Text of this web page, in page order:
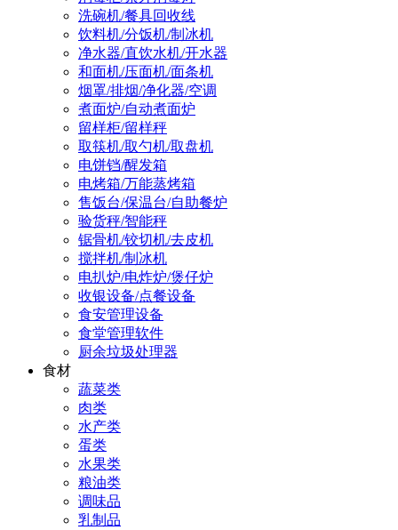
洗碗机/餐具回收线
饮料机/分饭机/制冰机
净水器/直饮水机/开水器
和面机/压面机/面条机
烟罩/排烟/净化器/空调
煮面炉/自动煮面炉
留样柜/留样秤
取筷机/取勺机/取盘机
电饼铛/醒发箱
电烤箱/万能蒸烤箱
售饭台/保温台/自助餐炉
验货秤/智能秤
锯骨机/铰切机/去皮机
搅拌机/制冰机
电扒炉/电炸炉/煲仔炉
收银设备/点餐设备
食安管理设备
食堂管理软件
厨余垃圾处理器
食材
蔬菜类
肉类
水产类
蛋类
水果类
粮油类
调味品
乳制品